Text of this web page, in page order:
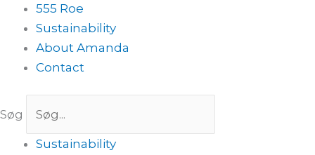
555 Roe
Sustainability
About Amanda
Contact
Søg
Sustainability